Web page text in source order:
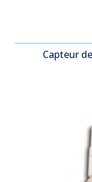
Capteur